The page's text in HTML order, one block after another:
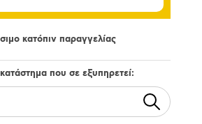
κατόπιν παραγγελίας
που σε εξυπηρετεί: